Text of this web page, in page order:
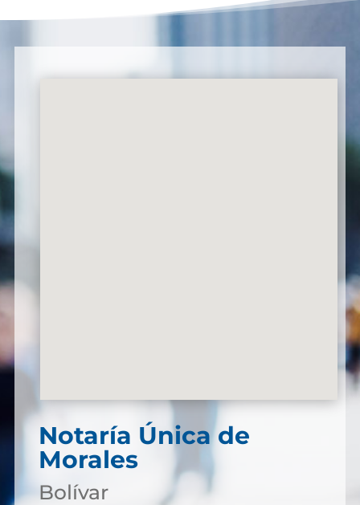
Notaría Única de
Morales
Bolívar